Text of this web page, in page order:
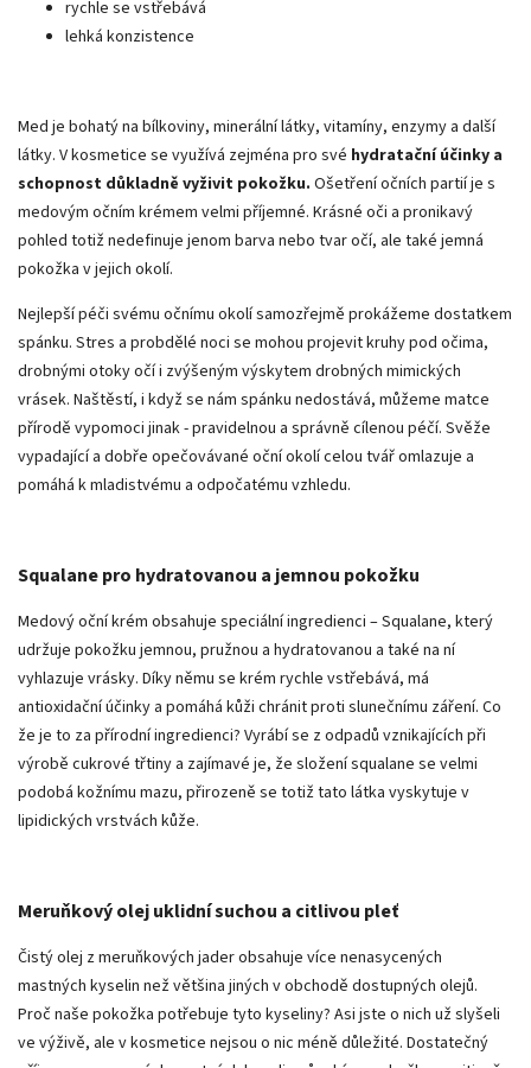
rychle se vstřebává
lehká konzistence
Med je bohatý na bílkoviny, minerální látky, vitamíny, enzymy a další
látky. V kosmetice se využívá zejména pro své hydratační účinky a
schopnost důkladně vyživit pokožku. Ošetření očních partií je s
medovým očním krémem velmi příjemné. Krásné oči a pronikavý
pohled totiž nedefinuje jenom barva nebo tvar očí, ale také jemná
pokožka v jejich okolí.
Nejlepší péči svému očnímu okolí samozřejmě prokážeme dostatkem
spánku. Stres a probdělé noci se mohou projevit kruhy pod očima,
drobnými otoky očí i zvýšeným výskytem drobných mimických
vrásek. Naštěstí, i když se nám spánku nedostává, můžeme matce
přírodě vypomoci jinak - pravidelnou a správně cílenou péčí. Svěže
vypadající a dobře opečovávané oční okolí celou tvář omlazuje a
pomáhá k mladistvému a odpočatému vzhledu.
Squalane pro hydratovanou a jemnou pokožku
Medový oční krém obsahuje speciální ingredienci – Squalane, který
udržuje pokožku jemnou, pružnou a hydratovanou a také na ní
vyhlazuje vrásky. Díky němu se krém rychle vstřebává, má
antioxidační účinky a pomáhá kůži chránit proti slunečnímu záření. Co
že je to za přírodní ingredienci? Vyrábí se z odpadů vznikajících při
výrobě cukrové třtiny a zajímavé je, že složení squalane se velmi
podobá kožnímu mazu, přirozeně se totiž tato látka vyskytuje v
lipidických vrstvách kůže.
Meruňkový olej uklidní suchou a citlivou pleť
Čistý olej z meruňkových jader obsahuje více nenasycených
mastných kyselin než většina jiných v obchodě dostupných olejů.
Proč naše pokožka potřebuje tyto kyseliny? Asi jste o nich už slyšeli
ve výživě, ale v kosmetice nejsou o nic méně důležité. Dostatečný